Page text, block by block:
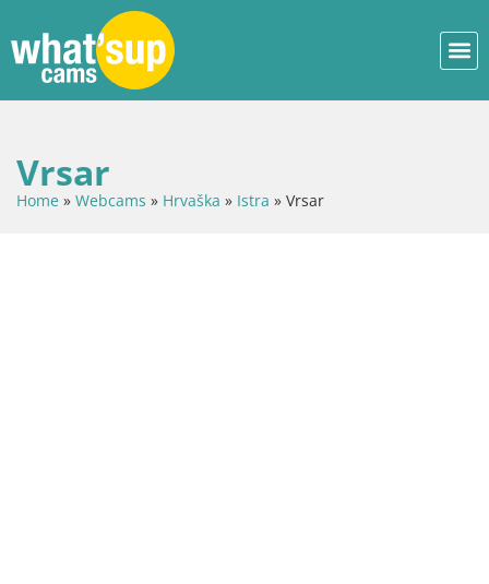
Vrsar
Home » Webcams » Hrvaška » Istra » Vrsar